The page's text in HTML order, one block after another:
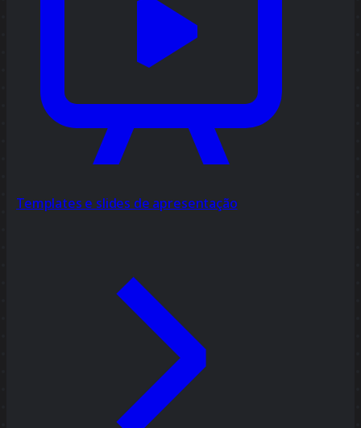
Templates e slides de apresentação